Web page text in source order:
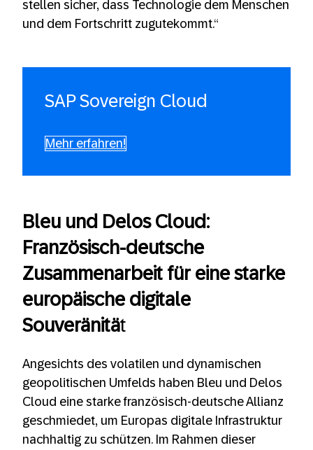
stellen sicher, dass Technologie dem Menschen
und dem Fortschritt zugutekommt.“
SAP Sovereign Cloud
Mehr erfahren!
Bleu und Delos Cloud:
Französisch-deutsche
Zusammenarbeit für eine starke
europäische digitale
Souveränität
Angesichts des volatilen und dynamischen
geopolitischen Umfelds haben Bleu und Delos
Cloud eine starke französisch-deutsche Allianz
geschmiedet, um Europas digitale Infrastruktur
nachhaltig zu schützen. Im Rahmen dieser